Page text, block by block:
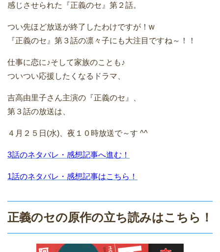
感じさせられた『正義のセ』第２話。
つい先ほど放送が終了したわけですが！w
『正義のセ』第３話の凛々子にも大注目ですね～！！
仕事に恋に♪そして家族のことも♪
ついつい応援したくなるドラマ、
吉高由里子さん主演の『正義のセ』、
第３話の放送は、
４月２５日(水)、夜１０時放送で～す ^^
3話のネタバレ・感想記事へ進む！
1話のネタバレ・感想記事はこちら！
正義のセの原作の立ち読みはこちら！